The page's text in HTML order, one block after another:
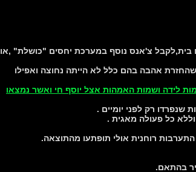
בית,לקבל צ'אנס נוסף במערכת יחסים "כושלת" ,או
אהבה בהם כלל לא הייתה נחוצה ואפילו
לידה ושמות האמהות אצל יוסף חי ואשר נמצאו
כל פעולה מאגית .
רוחנית אולי תופתעו מהתוצאה.